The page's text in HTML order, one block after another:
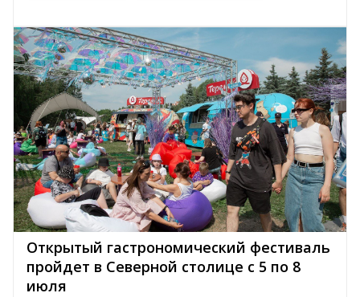
Открытый гастрономический фестиваль
пройдет в Северной столице с 5 по 8
июля